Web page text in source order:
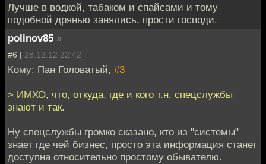
Лучше в водкой, табаком и спайсами и тому
подобной дрянью занялись, прости господи.
polinov85 »
#6 | 28.12.12 22:42
Кому: Пан Головатый, #3
> ИМХО, что, откуда, где и кого т.н. спецслужбы
знают и так.
Ну спецслужбы громко сказано, кто из "системы"
знает где чей бизнес, просто эта информация станет
доступна относительно простому обывателю.